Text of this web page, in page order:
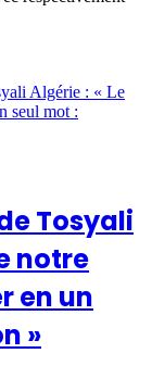
Tosyali
notre
en un
»